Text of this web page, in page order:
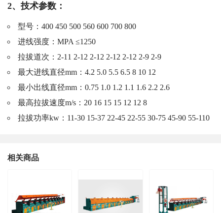
2、技术参数：
型号：400 450 500 560 600 700 800
进线强度：MPA ≤1250
拉拔道次：2-11 2-12 2-12 2-12 2-12 2-9 2-9
最大进线直径mm：4.2 5.0 5.5 6.5 8 10 12
最小出线直径mm：0.75 1.0 1.2 1.1 1.6 2.2 2.6
最高拉拔速度m/s：20 16 15 15 12 12 8
拉拔功率kw：11-30 15-37 22-45 22-55 30-75 45-90 55-110
相关商品